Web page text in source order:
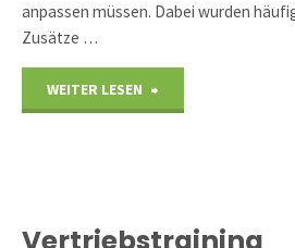
anpassen müssen. Dabei wurden
Zusätze …
WEITER LESEN